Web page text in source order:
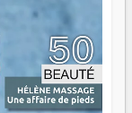
Les jeunes
on dit. Ce
une question
vos échecs.
mieux que
barque avance.
rame dans le